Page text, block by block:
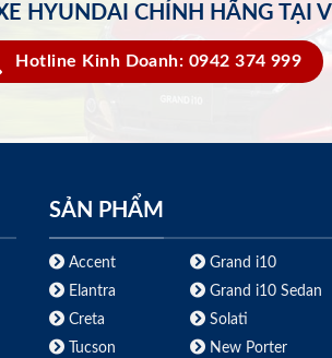
HYUNDAI CHÍNH HÃNG TẠI
Hotline Kinh Doanh: 0942 374 999
SẢN PHẨM
Accent
Elantra
Creta
Tucson
Grand i10
Grand i10 Sedan
Solati
New Porter